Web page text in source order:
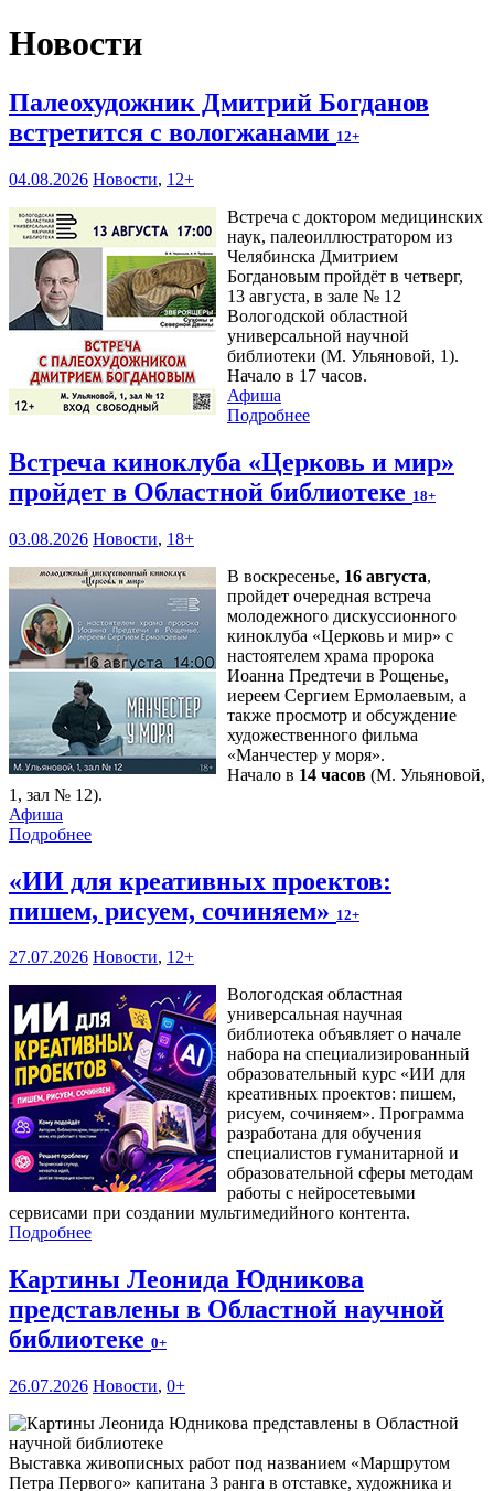
Новости
Палеохудожник Дмитрий Богданов
встретится с вологжанами 12+
04.08.2026 Новости, 12+
Встреча с доктором медицинских
наук, палеоиллюстратором из
Челябинска Дмитрием
Богдановым пройдёт в четверг,
13 августа, в зале № 12
Вологодской областной
универсальной научной
библиотеки (М. Ульяновой, 1).
Начало в 17 часов.
Афиша
Подробнее
Встреча киноклуба «Церковь и мир»
пройдет в Областной библиотеке 18+
03.08.2026 Новости, 18+
В воскресенье, 16 августа,
пройдет очередная встреча
молодежного дискуссионного
киноклуба «Церковь и мир» с
настоятелем храма пророка
Иоанна Предтечи в Рощенье,
иереем Сергием Ермолаевым, а
также просмотр и обсуждение
художественного фильма
«Манчестер у моря».
Начало в 14 часов (М. Ульяновой,
1, зал № 12).
Афиша
Подробнее
«ИИ для креативных проектов:
пишем, рисуем, сочиняем» 12+
27.07.2026 Новости, 12+
Вологодская областная
универсальная научная
библиотека объявляет о начале
набора на специализированный
образовательный курс «ИИ для
креативных проектов: пишем,
рисуем, сочиняем». Программа
разработана для обучения
специалистов гуманитарной и
образовательной сферы методам
работы с нейросетевыми
сервисами при создании мультимедийного контента.
Подробнее
Картины Леонида Юдникова
представлены в Областной научной
библиотеке 0+
26.07.2026 Новости, 0+
Выставка живописных работ под названием «Маршрутом
Петра Первого» капитана 3 ранга в отставке, художника и